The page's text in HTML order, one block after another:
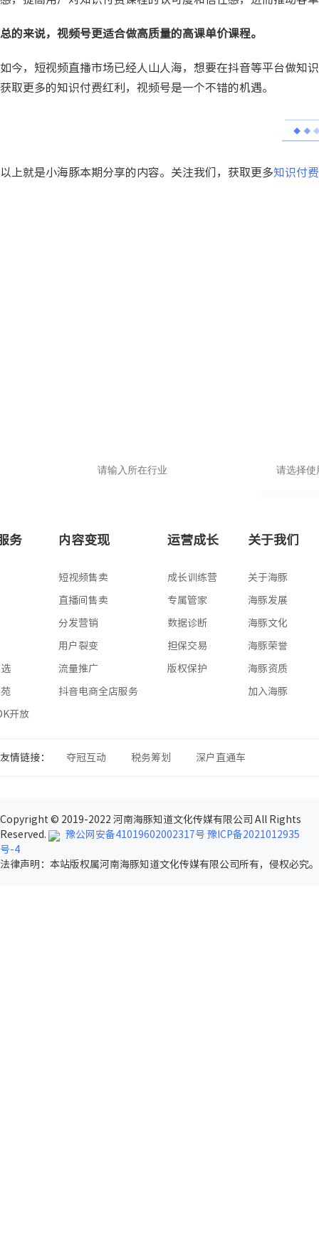
总的来说，视频号更适合做高质量的高课单价课程。
如今，短视频直播市场已经人山人海，想要在抖音等平台做知
获取更多的知识付费红利，视频号是一个不错的机遇。
以上就是小海豚本期分享的内容。关注我们，获取更多知识付费
高级版
务
开放
内容变现
短视频售卖
直播间售卖
分发营销
用户裂变
流量推广
抖音电商全店服务
运营成长
成长训练营
专属管家
数据诊断
担保交易
版权保护
关于我们
关于海豚
海豚发展
海豚文化
海豚荣誉
海豚资质
加入海豚
友情链接： 夺冠互动 税务筹划 深户直通车
Copyright © 2019-2022 河南海豚知道文化传媒有限公司 All Rights
Reserved.
豫公网安备41019602002317号 豫ICP备2021012935
号-4
法律声明 ：本站版权属河南海豚知道文化传媒有限公司所有，侵权必究。